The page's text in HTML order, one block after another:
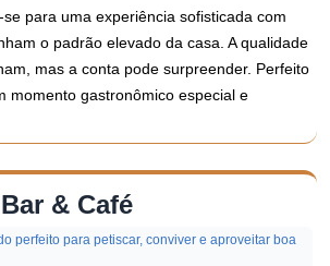
para uma experiência sofisticada com
o padrão elevado da casa. A qualidade
mas a conta pode surpreender. Perfeito
momento gastronômico especial e
& Café
perfeito para petiscar, conviver e aproveitar boa